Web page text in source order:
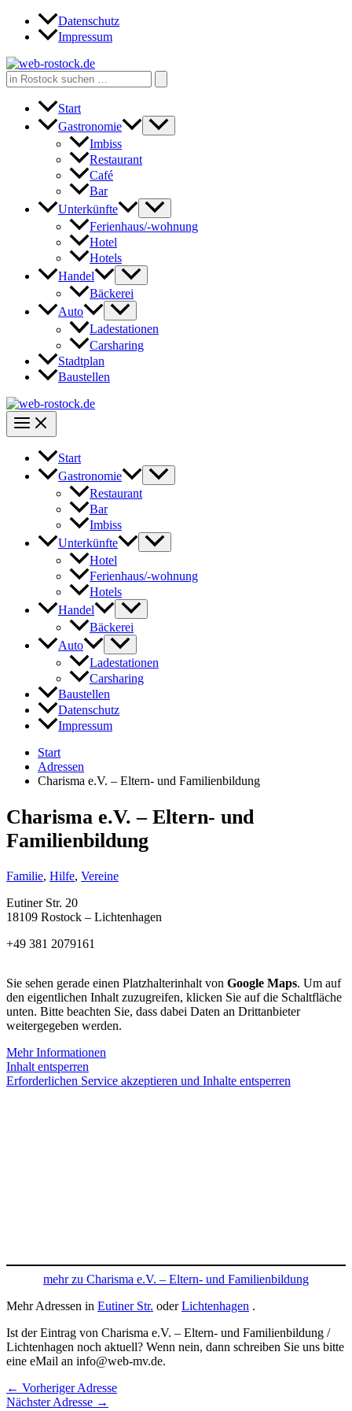
Zum
Inhalt
Datenschutz
Impressum
Search
for:
Start
Gastronomie
Imbiss
Restaurant
Café
Bar
Unterkünfte
Ferienhaus/-wohnung
Hotel
Hotels
Handel
Bäckerei
Auto
Ladestationen
Carsharing
Stadtplan
Baustellen
Start
Gastronomie
Restaurant
Bar
Imbiss
Unterkünfte
Hotel
Ferienhaus/-wohnung
Hotels
Handel
Bäckerei
Auto
Ladestationen
Carsharing
Baustellen
Datenschutz
Impressum
Start
Adressen
Charisma e.V. – Eltern- und Familienbildung
Charisma e.V. – Eltern- und
Familienbildung
Familie, Hilfe, Vereine
Eutiner Str. 20
18109 Rostock – Lichtenhagen
+49 381 2079161
Sie sehen gerade einen Platzhalterinhalt von Google Maps. Um auf
den eigentlichen Inhalt zuzugreifen, klicken Sie auf die Schaltfläche
unten. Bitte beachten Sie, dass dabei Daten an Drittanbieter
weitergegeben werden.
Mehr Informationen
Inhalt entsperren
Erforderlichen Service akzeptieren und Inhalte entsperren
mehr zu Charisma e.V. – Eltern- und Familienbildung
Mehr Adressen in Eutiner Str. oderLichtenhagen .
Ist der Eintrag von Charisma e.V. – Eltern- und Familienbildung /
Lichtenhagen noch aktuell? Wenn nein, dann schreiben Sie uns bitte
eine eMail an info@web-mv.de.
← Vorheriger Adresse
Nächster Adresse →